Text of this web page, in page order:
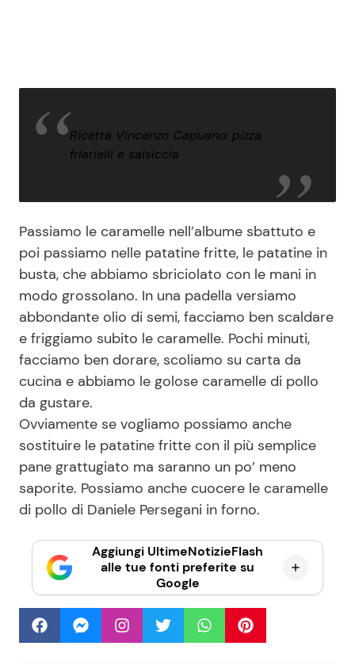
Ricetta Vincenzo Capuano: pizza
friarielli e salsiccia
Passiamo le caramelle nell’albume sbattuto e
poi passiamo nelle patatine fritte, le patatine in
busta, che abbiamo sbriciolato con le mani in
modo grossolano. In una padella versiamo
abbondante olio di semi, facciamo ben scaldare
e friggiamo subito le caramelle. Pochi minuti,
facciamo ben dorare, scoliamo su carta da
cucina e abbiamo le golose caramelle di pollo
da gustare.
Ovviamente se vogliamo possiamo anche
sostituire le patatine fritte con il più semplice
pane grattugiato ma saranno un po’ meno
saporite. Possiamo anche cuocere le caramelle
di pollo di Daniele Persegani in forno.
Aggiungi UltimeNotizieFlash
alle tue fonti preferite su
Google